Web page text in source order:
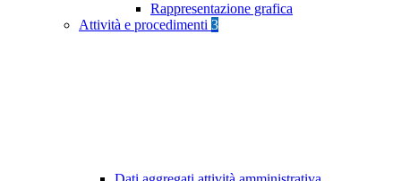
Rappresentazione grafica
Attività e procedimenti 3